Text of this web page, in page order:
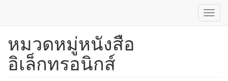
ข้าม
เนื้อหา
หมวดหมู่หนังสือ
อิเล็กทรอนิกส์